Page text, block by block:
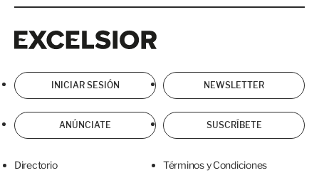
INICIAR SESIÓN NEWSLETTER
ANÚNCIATE SUSCRÍBETE
Directorio Términos y Condiciones